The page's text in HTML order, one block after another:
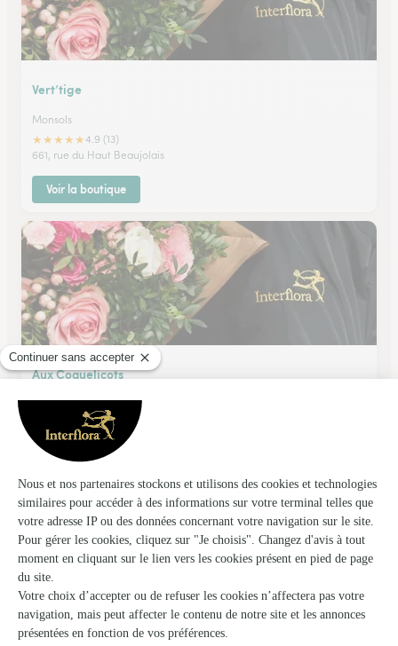
Vert’tige
Monsols
★★★★★4.9 (13)
661, rue du Haut Beaujolais
Voir la boutique
Aux Coquelicots
Belleville
★4.6 (19)
16, rue de la Poste